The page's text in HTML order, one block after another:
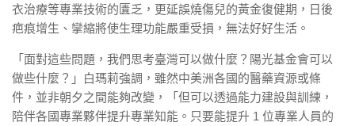
衣治療等專業技術的匱乏，更延誤燒傷兒的黃金復健期，日後
疤痕增生、攣縮將使生理功能嚴重受損，無法好好生活。
「面對這些問題，我們思考臺灣可以做什麼？陽光基金會可以
做些什麼？」白瑪莉強調，雖然中美洲各國的醫藥資源或條
件，並非朝夕之間能夠改變，「但可以透過能力建設與訓練，
陪伴各國專業夥伴提升專業知能。只要能提升 1 位專業人員的